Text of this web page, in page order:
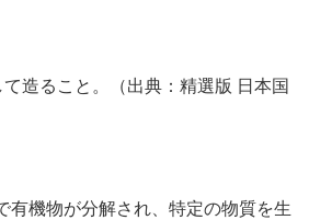
造ること。（出典：精選版 日本国
有機物が分解され、特定の物質を生